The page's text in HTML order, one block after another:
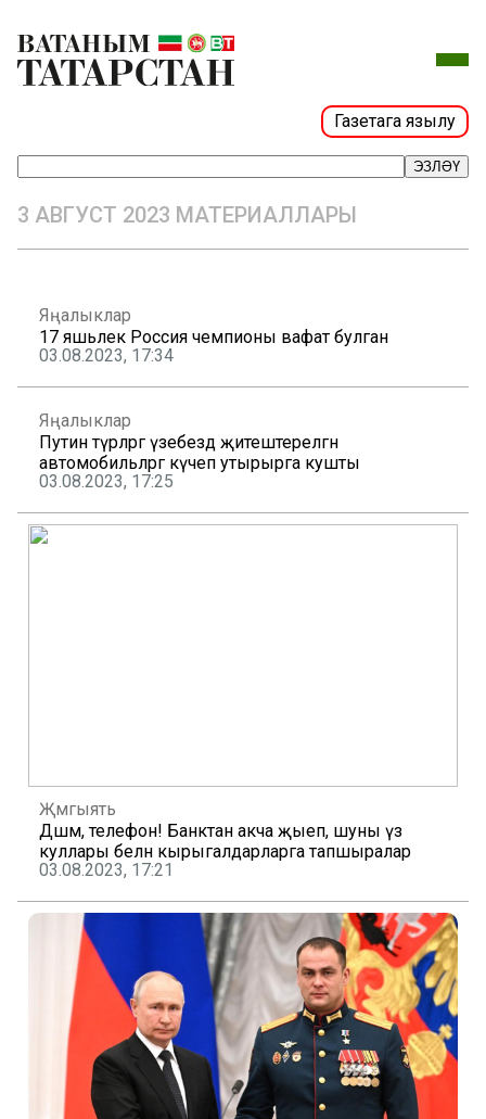
Газетага язылу
ЭЗЛӘҮ
3 АВГУСТ 2023 МАТЕРИАЛЛАРЫ
Яңалыклар
17 яшьлек Россия чемпионы вафат булган
03.08.2023, 17:34
Яңалыклар
Путин түрәләргә үзебездә җитештерелгән
автомобильләргә күчеп утырырга кушты
03.08.2023, 17:25
Җәмгыять
Дәшмә, телефон! Банктан акча җыеп, шуны үз
куллары белән кырыгалдарларга тапшыралар
03.08.2023, 17:21